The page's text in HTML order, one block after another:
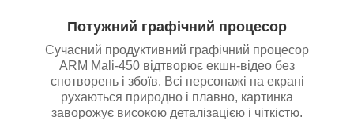
Потужний графічний процесор
Сучасний продуктивний графічний процесор
ARM Мali-450 відтворює екшн-відео без
спотворень і збоїв. Всі персонажі на екрані
рухаються природно і плавно, картинка
заворожує високою деталізацією і чіткістю.